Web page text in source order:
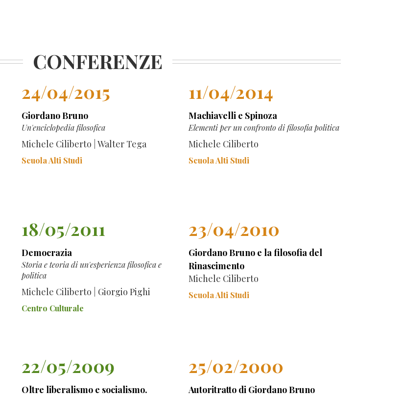
CONFERENZE
24/04/2015
Giordano Bruno
Un'enciclopedia filosofica
Michele Ciliberto | Walter Tega
Scuola Alti Studi
11/04/2014
Machiavelli e Spinoza
Elementi per un confronto di filosofia politica
Michele Ciliberto
Scuola Alti Studi
18/05/2011
Democrazia
Storia e teoria di un'esperienza filosofica e
politica
Michele Ciliberto | Giorgio Pighi
Centro Culturale
23/04/2010
Giordano Bruno e la filosofia del
Rinascimento
Michele Ciliberto
Scuola Alti Studi
22/05/2009
Oltre liberalismo e socialismo.
25/02/2000
Autoritratto di Giordano Bruno